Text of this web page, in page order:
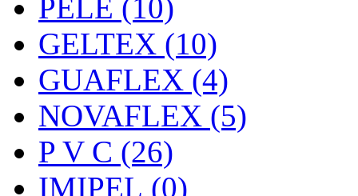
PELE (10)
GELTEX (10)
GUAFLEX (4)
NOVAFLEX (5)
P V C (26)
IMIPEL (0)